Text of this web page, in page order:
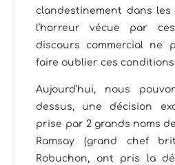
clandestinement dans
l’horreur vécue par
discours commercial ne
faire oublier ces conditions
Aujourd’hui, nous
dessus, une décision
prise par 2 grands noms
Ramsay (grand chef
Robuchon, ont pris la